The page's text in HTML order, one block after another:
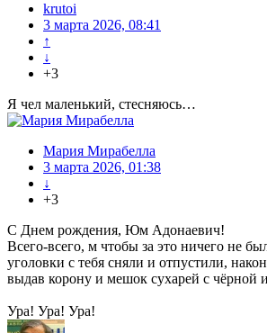
krutoi
3 марта 2026, 08:41
↑
↓
+3
Я чел маленький, стесняюсь…
Мария Мирабелла
3 марта 2026, 01:38
↓
+3
С Днем рождения, Юм Адонаевич!
Всего-всего, м чтобы за это ничего не
уголовки с тебя сняли и отпустили,
выдав корону и мешок сухарей с чёрной
Ура! Ура! Ура!